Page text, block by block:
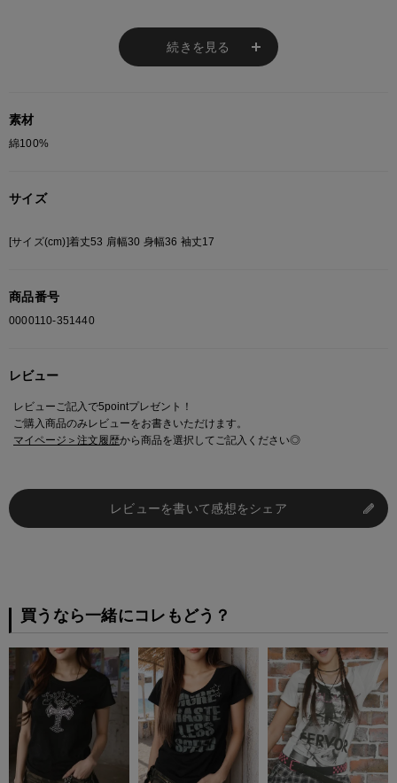
あらかじめご了承ください。
総柄の商品は使用している生地の部分によって 写真と異なる場合がございま
続きを見る
素材
綿100%
サイズ
[サイズ(cm)]着丈53 肩幅30 身幅36 袖丈17
商品番号
0000110-351440
レビュー
レビューご記入で5pointプレゼント！
ご購入商品のみレビューをお書きいただけます。
マイページ＞注文履歴から商品を選択してご記入ください◎
レビューを書いて感想をシェア
買うなら一緒にコレもどう？